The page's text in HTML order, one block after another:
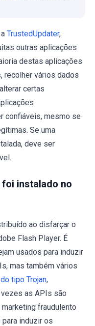
TrustedUpdater,
outras aplicações
destas aplicações
recolher vários dados
certas
confiáveis, mesmo se
Se uma
deve ser
foi instalado no
ao disfarçar o
Flash Player. É
usados ​​para induzir
mas também vários
tipo Trojan,
as APIs são
fraudulento
para induzir os